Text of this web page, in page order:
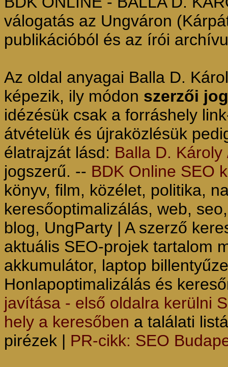
válogatás az Ungváron
publikációból és az írói
Az oldal anyagai Balla D.
képezik, ily módon szerzői
idézésük csak a forráshely
átvételük és újraközlésük
élatrajzát lásd: Balla D.
jogszerű. -- BDK Online SEO
könyv, film, közélet, politika,
keresőoptimalizálás, web,
blog, UngParty | A szerző
aktuális SEO-projek tartalom
akkumulátor, laptop
Honlapoptimalizálás és
javítása - első oldalra kerülni
hely a keresőben a találati
pirézek | PR-cikk: SEO